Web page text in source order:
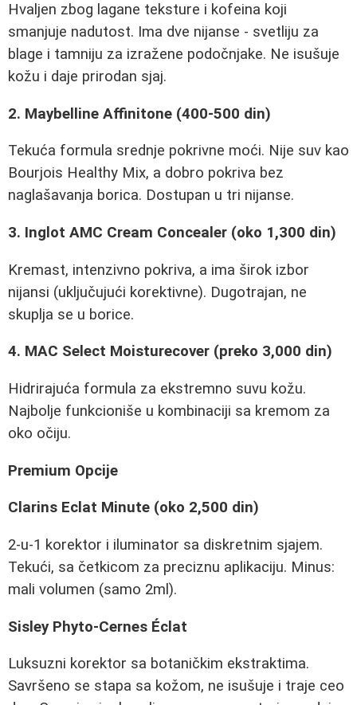
Hvaljen zbog lagane teksture i kofeina koji
smanjuje nadutost. Ima dve nijanse - svetliju za
blage i tamniju za izražene podočnjake. Ne isušuje
kožu i daje prirodan sjaj.
2. Maybelline Affinitone (400-500 din)
Tekuća formula srednje pokrivne moći. Nije suv kao
Bourjois Healthy Mix, a dobro pokriva bez
naglašavanja borica. Dostupan u tri nijanse.
3. Inglot AMC Cream Concealer (oko 1,300 din)
Kremast, intenzivno pokriva, a ima širok izbor
nijansi (uključujući korektivne). Dugotrajan, ne
skuplja se u borice.
4. MAC Select Moisturecover (preko 3,000 din)
Hidrirajuća formula za ekstremno suvu kožu.
Najbolje funkcioniše u kombinaciji sa kremom za
oko očiju.
Premium Opcije
Clarins Eclat Minute (oko 2,500 din)
2-u-1 korektor i iluminator sa diskretnim sjajem.
Tekući, sa četkicom za preciznu aplikaciju. Minus:
mali volumen (samo 2ml).
Sisley Phyto-Cernes Éclat
Luksuzni korektor sa botaničkim ekstraktima.
Savršeno se stapa sa kožom, ne isušuje i traje ceo